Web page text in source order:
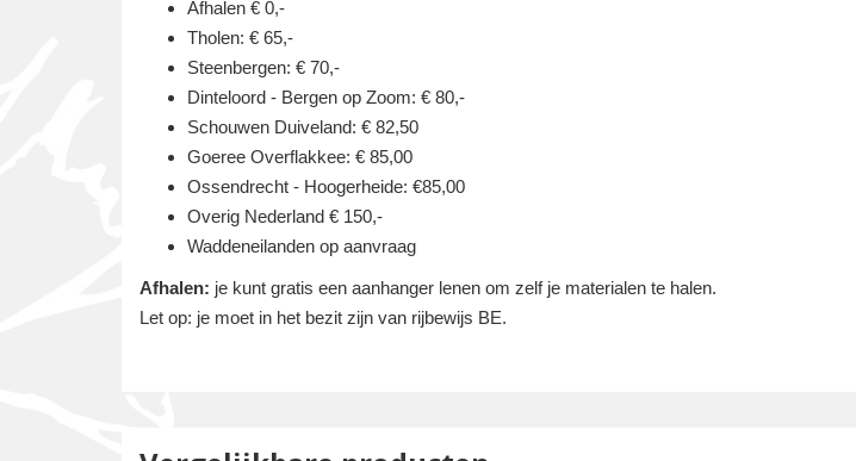
Afhalen € 0,-
Tholen: € 65,-
Steenbergen: € 70,-
Dinteloord - Bergen op Zoom: € 80,-
Schouwen Duiveland: € 82,50
Goeree Overflakkee: € 85,00
Ossendrecht - Hoogerheide: €85,00
Overig Nederland € 150,-
Waddeneilanden op aanvraag
Afhalen: je kunt gratis een aanhanger lenen om zelf je materialen te halen.
Let op: je moet in het bezit zijn van rijbewijs BE.